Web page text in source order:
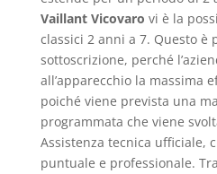
Vaillant Vicovaro vi è la
classici 2 anni a 7. Questo è
sottoscrizione, perché
all’apparecchio la massima
poiché viene prevista una
programmata che viene
Assistenza tecnica ufficiale,
puntuale e professionale.